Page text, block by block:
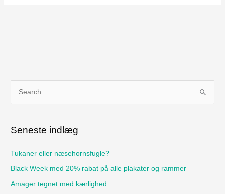
e
r
Seneste indlæg
Tukaner eller næsehornsfugle?
Black Week med 20% rabat på alle plakater og rammer
Amager tegnet med kærlighed